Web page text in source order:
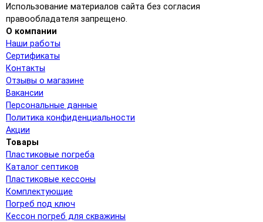
Использование материалов сайта без согласия
правообладателя запрещено.
О компании
Наши работы
Сертификаты
Контакты
Отзывы о магазине
Вакансии
Персональные данные
Политика конфиденциальности
Акции
Товары
Пластиковые погреба
Каталог септиков
Пластиковые кессоны
Комплектующие
Погреб под ключ
Кессон погреб для скважины